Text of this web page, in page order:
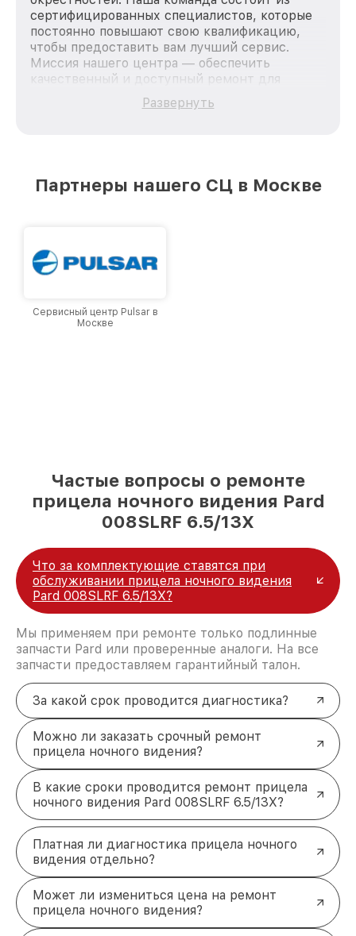
сертифицированных специалистов, которые
постоянно повышают свою квалификацию,
чтобы предоставить вам лучший сервис.
Миссия нашего центра — обеспечить
качественный и доступный ремонт для
каждого пользователя продукции Pard, вне
зависимости от сложности поломки. Мы
Москве, постоянно повышая уровень доверия
Развернуть
Партнеры нашего СЦ в Москве
Сервисный центр Pulsar в
Москве
Частые вопросы о ремонте
прицела ночного видения Pard
008SLRF 6.5/13X
Что за комплектующие ставятся при
обслуживании прицела ночного видения
Pard 008SLRF 6.5/13X?
Мы применяем при ремонте только подлинные
запчасти Pard или проверенные аналоги. На все
запчасти предоставляем гарантийный талон.
За какой срок проводится диагностика?
Можно ли заказать срочный ремонт
прицела ночного видения?
В какие сроки проводится ремонт прицела
ночного видения Pard 008SLRF 6.5/13X?
Платная ли диагностика прицела ночного
видения отдельно?
Может ли измениться цена на ремонт
прицела ночного видения?